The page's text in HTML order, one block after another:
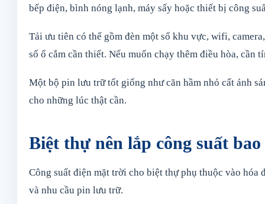
bếp điện, bình nóng lạnh, máy sấy hoặc thiết bị công
Tải ưu tiên có thể gồm đèn một số khu vực, wifi,
số ổ cắm cần thiết. Nếu muốn chạy thêm điều hòa,
Một bộ pin lưu trữ tốt giống như căn hầm nhỏ cất ánh
cho những lúc thật cần.
Biệt thự nên lắp công suất
Công suất điện mặt trời cho biệt thự phụ thuộc vào
và nhu cầu pin lưu trữ.